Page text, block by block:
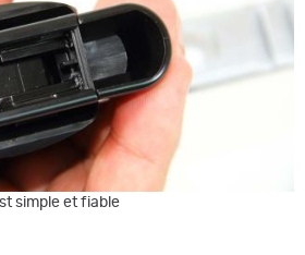
simple et fiable